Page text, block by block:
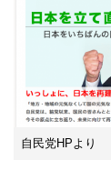
自民党HPより